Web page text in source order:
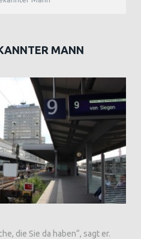
MANN
die Sie da haben“, sagt er.